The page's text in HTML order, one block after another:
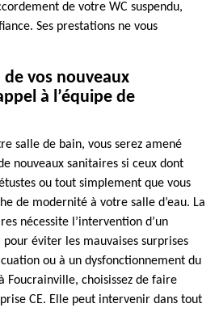
de votre WC suspendu,
Ses prestations ne vous
vos nouveaux
à l’équipe de
salle de bain, vous serez amené
nouveaux sanitaires si ceux dont
ou tout simplement que vous
de modernité à votre salle d’eau. La
nécessite l’intervention d’un
éviter les mauvaises surprises
ou à un dysfonctionnement du
Foucrainville, choisissez de faire
CE. Elle peut intervenir dans tout